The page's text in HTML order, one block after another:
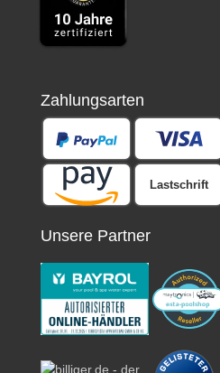
Zahlungsarten
Lastschrift
Unsere Partner